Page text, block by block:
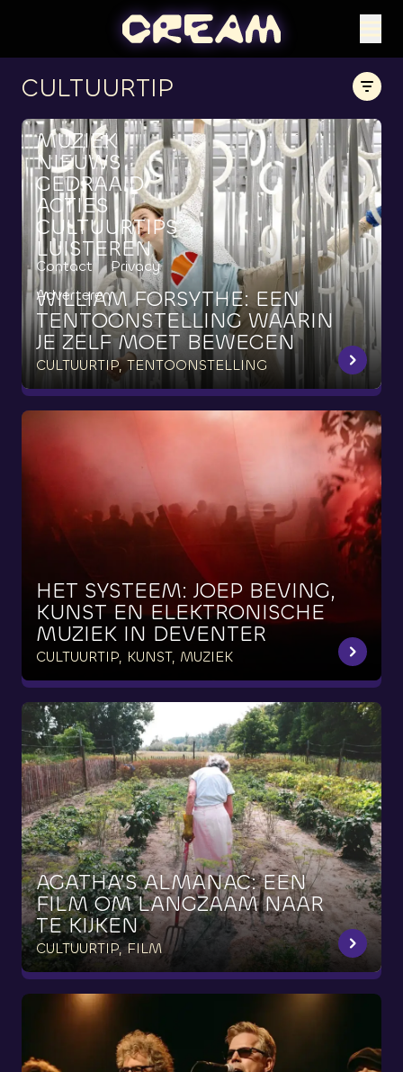
MUZIEK
NIEUWS
GEDRAAID
ACTIES
CULTUURTIPS
LUISTEREN
Contact
Privacy
Adverteren
CULTUURTIP
WILLIAM FORSYTHE: EEN
TENTOONSTELLING WAARIN
JE ZELF MOET BEWEGEN
CULTUURTIP, TENTOONSTELLING
HET SYSTEEM: JOEP BEVING,
KUNST EN ELEKTRONISCHE
MUZIEK IN DEVENTER
CULTUURTIP, KUNST, MUZIEK
AGATHA’S ALMANAC: EEN
FILM OM LANGZAAM NAAR
TE KIJKEN
CULTUURTIP, FILM